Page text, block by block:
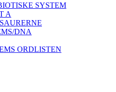
SYSTEM
A
DNA
ORDLISTEN